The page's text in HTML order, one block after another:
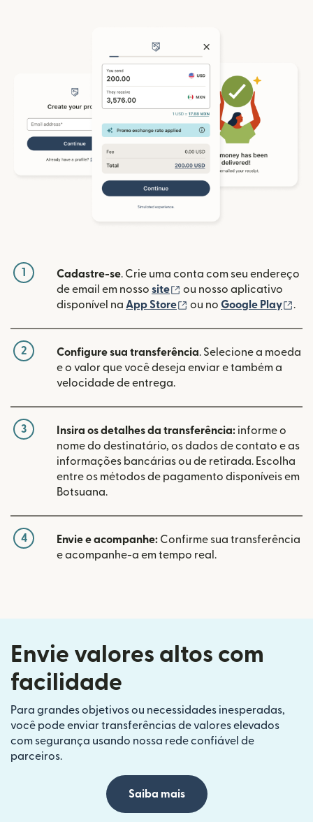
1 Cadastre-se. Crie uma conta com seu endereço
de email em nosso site (abre em uma nova
ou nosso aplicativo
disponível na App Store (abre em uma nova
ou no Google Play .
2 Configure sua transferência. Selecione a moeda
e o valor que você deseja enviar e também a
velocidade de entrega.
3 Insira os detalhes da transferência: informe o
nome do destinatário, os dados de contato e as
informações bancárias ou de retirada. Escolha
entre os métodos de pagamento disponíveis em
Botsuana.
4 Envie e acompanhe: Confirme sua transferência
e acompanhe-a em tempo real.
Envie valores altos com
facilidade
Para grandes objetivos ou necessidades inesperadas,
você pode enviar transferências de valores elevados
com segurança usando nossa rede confiável de
parceiros.
Saiba mais